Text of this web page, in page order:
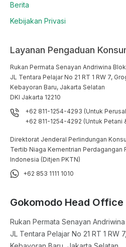
Berita
Kebijakan Privasi
Layanan Pengaduan
Rukan Permata Senayan Andriwina Blok
JL Tentara Pelajar No 21 RT 1 RW 7,
Kebayoran Baru, Jakarta Selatan
DKI Jakarta 12210
+62 811-1254-4293 (Untuk
+62 811-1254-4292 (Untuk Petani
Direktorat Jenderal Perlindungan
Tertib Niaga Kementrian Perdagangan
Indonesia (Ditjen PKTN)
+62 853 1111 1010
Gokomodo Head Office
Rukan Permata Senayan Andriwina
JL Tentara Pelajar No 21 RT 1 RW